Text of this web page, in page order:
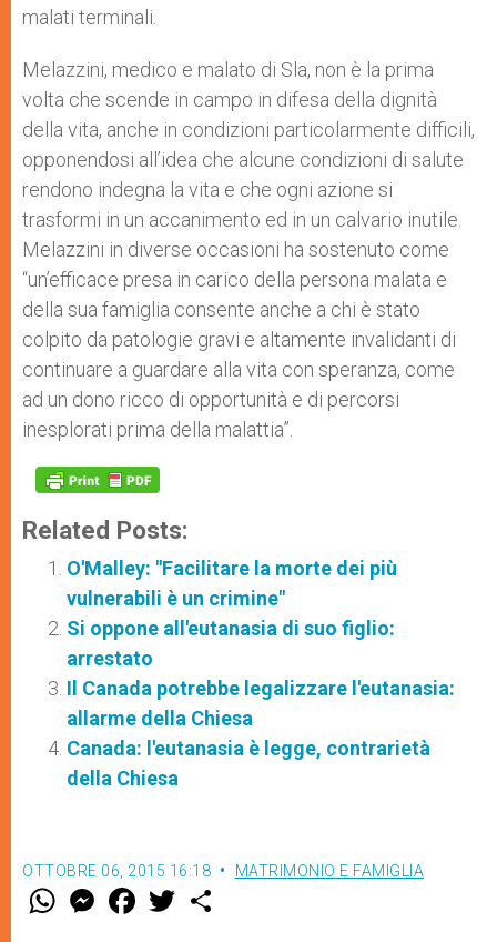
malati terminali.
Melazzini, medico e malato di Sla, non è la prima
volta che scende in campo in difesa della dignità
della vita, anche in condizioni particolarmente difficili,
opponendosi all’idea che alcune condizioni di salute
rendono indegna la vita e che ogni azione si
trasformi in un accanimento ed in un calvario inutile.
Melazzini in diverse occasioni ha sostenuto come
“un’efficace presa in carico della persona malata e
della sua famiglia consente anche a chi è stato
colpito da patologie gravi e altamente invalidanti di
continuare a guardare alla vita con speranza, come
ad un dono ricco di opportunità e di percorsi
inesplorati prima della malattia”.
Related Posts:
O'Malley: "Facilitare la morte dei più
vulnerabili è un crimine"
Si oppone all'eutanasia di suo figlio:
arrestato
Il Canada potrebbe legalizzare l'eutanasia:
allarme della Chiesa
Canada: l'eutanasia è legge, contrarietà
della Chiesa
OTTOBRE 06, 2015 16:18 MATRIMONIO E FAMIGLIA
W M
e
F
a w